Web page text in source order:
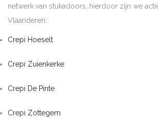
netwerk van stukadoors, hierdoor zijn we
Vlaanderen:
Crepi Hoeselt
Crepi Zuienkerke
Crepi De Pinte
Crepi Zottegem